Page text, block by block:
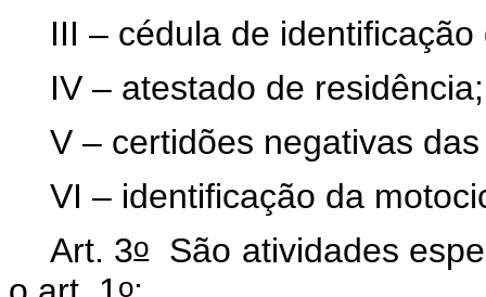
III – cédula de
IV – atestado de residência;
V – certidões negativas
VI – identificação da
Art. 3oSão atividades
o